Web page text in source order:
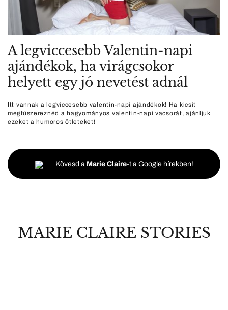
A legviccesebb Valentin-napi
ajándékok, ha virágcsokor
helyett egy jó nevetést adnál
Itt vannak a legviccesebb valentin-napi ajándékok! Ha kicsit
megfűszereznéd a hagyományos valentin-napi vacsorát, ajánljuk
ezeket a humoros ötleteket!
Kövesd a Marie Claire-t a Google hírekben!
MARIE CLAIRE STORIES